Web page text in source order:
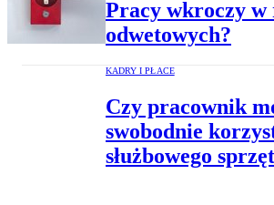
Pracy wkroczy w
odwetowych?
KADRY I PŁACE
Czy pracownik
swobodnie
służbowego